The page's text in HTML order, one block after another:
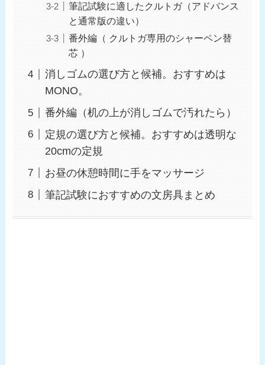
筆記試験に適したクルトガ（アドバンス
と通常版の違い）
番外編（ クルトガ専用のシャーペン替
芯 ）
消しゴムの選び方と候補。おすすめは
MONO。
番外編（机の上が消しゴムで汚れたら）
定規の選び方と候補。おすすめは透明な
20cmの定規
お昼の休憩時間に手をマッサージ
筆記試験におすすめの文房具まとめ